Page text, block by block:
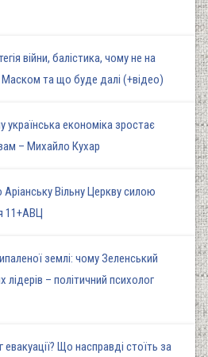
війни, балістика, чому не на
Маском та що буде далі (+відео)
економіка зростає
– Михайло Кухар
Вільну Церкву силою
11+АВЦ
землі: чому Зеленський
лідерів – політичний психолог
евакуації? Що насправді стоїть за